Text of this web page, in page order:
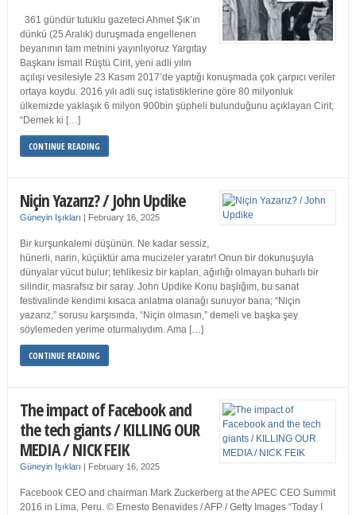
361 gündür tutuklu gazeteci Ahmet Şık’ın
dünkü (25 Aralık) duruşmada engellenen
beyanının tam metnini yayınlıyoruz Yargıtay
Başkanı İsmail Rüştü Cirit, yeni adli yılın
açılışı vesilesiyle 23 Kasım 2017’de yaptığı konuşmada çok çarpıcı veriler
ortaya koydu. 2016 yılı adli suç istatistiklerine göre 80 milyonluk
ülkemizde yaklaşık 6 milyon 900bin şüpheli bulunduğunu açıklayan Cirit;
“Demek ki […]
CONTINUE READING
Niçin Yazarız? / John Updike
Güneyin Işıkları | February 16, 2025
Bir kurşunkalemi düşünün. Ne kadar sessiz,
hünerli, narin, küçüktür ama mucizeler yaratır! Onun bir dokunuşuyla
dünyalar vücut bulur; tehlikesiz bir kaplan, ağırlığı olmayan buharlı bir
silindir, masrafsız bir saray. John Updike Konu başlığım, bu sanat
festivalinde kendimi kısaca anlatma olanağı sunuyor bana; “Niçin
yazarız,” sorusu karşısında, “Niçin olmasın,” demeli ve başka şey
söylemeden yerime oturmalıydım. Ama […]
CONTINUE READING
The impact of Facebook and
the tech giants / KILLING OUR
MEDIA / NICK FEIK
Güneyin Işıkları | February 16, 2025
Facebook CEO and chairman Mark Zuckerberg at the APEC CEO Summit
2016 in Lima, Peru. © Ernesto Benavides / AFP / Getty Images “Today I